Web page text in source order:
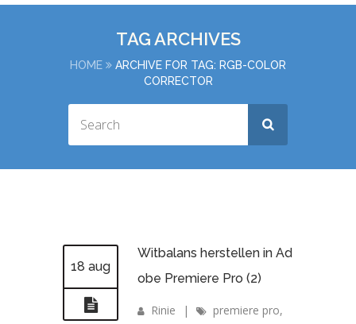
TAG ARCHIVES
HOME
ARCHIVE FOR TAG: RGB-COLOR
CORRECTOR
18 aug
Witbalans herstellen in Ad
obe Premiere Pro (2)
Rinie | premiere pro,